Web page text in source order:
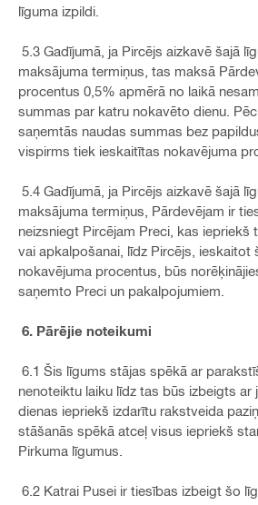
līguma izpildi.
5.3 Gadījumā, ja Pircējs aizkavē šajā
maksājuma termiņus, tas maksā
procentus 0,5% apmērā no laikā
summas par katru nokavēto dienu.
saņemtās naudas summas bez
vispirms tiek ieskaitītas nokavējuma
5.4 Gadījumā, ja Pircējs aizkavē šajā
maksājuma termiņus, Pārdevējam ir
neizsniegt Pircējam Preci, kas iepriekš
vai apkalpošanai, līdz Pircējs, ieskaitot
nokavējuma procentus, būs
saņemto Preci un pakalpojumiem.
6. Pārējie noteikumi
6.1 Šis līgums stājas spēkā ar
nenoteiktu laiku līdz tas būs izbeigts ar
dienas iepriekš izdarītu rakstveida
stāšanās spēkā atceļ visus iepriekš
Pirkuma līgumus.
6.2 Katrai Pusei ir tiesības izbeigt šo